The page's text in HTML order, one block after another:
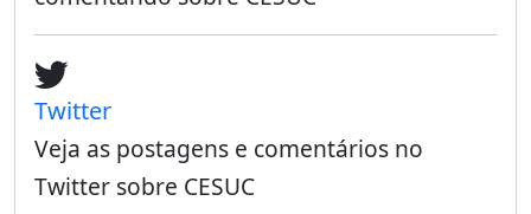
Twitter
Veja as postagens e comentários no
Twitter sobre CESUC